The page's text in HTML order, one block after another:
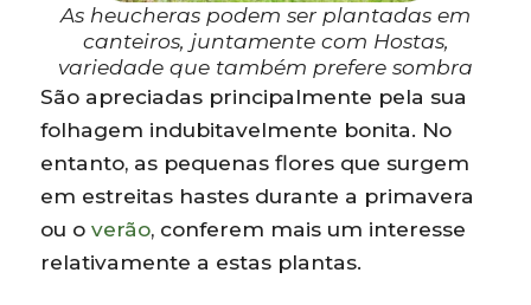
As heucheras podem ser plantadas em
canteiros, juntamente com Hostas,
variedade que também prefere sombra
São apreciadas principalmente pela sua
folhagem indubitavelmente bonita. No
entanto, as pequenas flores que surgem
em estreitas hastes durante a primavera
ou overão, conferem mais um interesse
relativamente a estas plantas.